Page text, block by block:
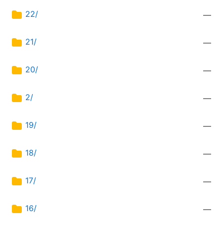
22/ —
21/ —
20/ —
2/ —
19/ —
18/ —
17/ —
16/ —